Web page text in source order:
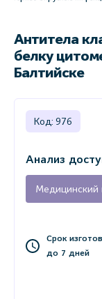
Антитела
белку
Балтийске
Код: 976
Анализ
Срок
до 7 дней